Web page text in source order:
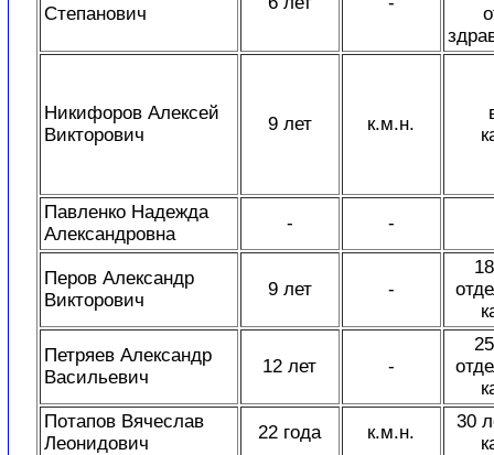
Степанович
Никифоров Алексей
Викторович
9 лет к.м.н.
Павленко Надежда
Александровна
- -
Перов Александр
Викторович
9 лет -
Петряев Александр
Васильевич
12 лет -
Потапов Вячеслав
Леонидович
22 года к.м.н.
30